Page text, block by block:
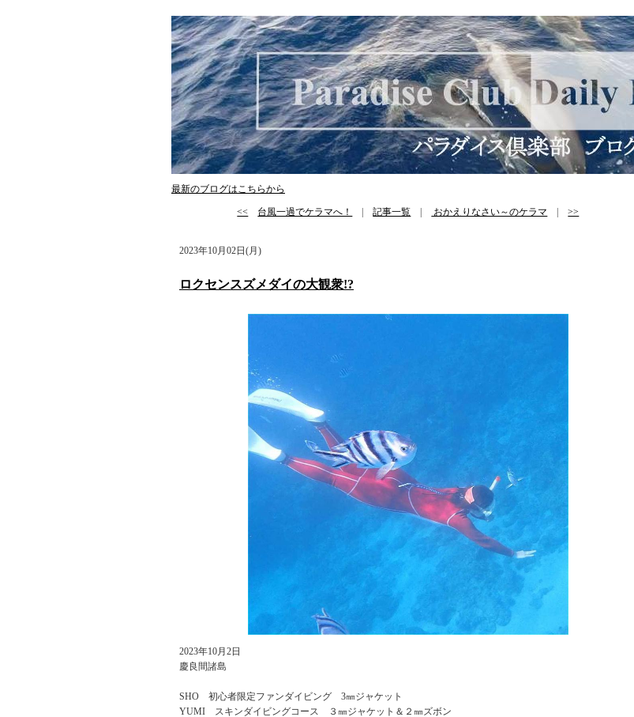
最新のブログはこちらから
<< 台風一過でケラマへ！ |記事一覧 おかえりなさい～のケラマ |>>
2023年10月02日(月)
ロクセンスズメダイの大観衆!?
2023年10月2日
慶良間諸島
SHO 初心者限定ファンダイビング 3㎜ジャケット
YUMI スキンダイビングコース ３㎜ジャケット＆２㎜ズボン